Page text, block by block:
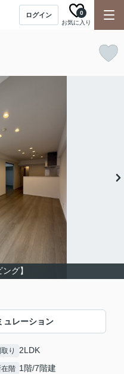
ログイン
お気に入り
0
グ】
ュレーション
り 2LDK
在階 1階/7階建